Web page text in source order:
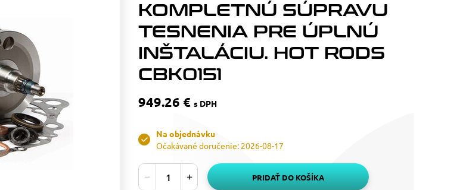
KOMPLETNÚ SÚPRAVU
TESNENIA PRE ÚPLNÚ
INŠTALÁCIU. HOT RODS
CBK0151
949.26 € s DPH
Na objednávku
Očakávané doručenie: 2026-08-17
PRIDAŤ DO KOŠÍKA